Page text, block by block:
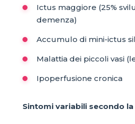
Ictus maggiore (25%
demenza)
Accumulo di mini-ictus
Malattia dei piccoli vasi
Ipoperfusione cronica
Sintomi variabili secondo